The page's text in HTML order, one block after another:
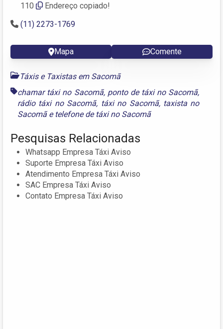
110
Endereço copiado!
(11) 2273-1769
Mapa Comente
Táxis e Taxistas em Sacomã
chamar táxi no Sacomã, ponto de táxi no Sacomã,
rádio táxi no Sacomã, táxi no Sacomã, taxista no
Sacomãe telefone de táxi no Sacomã
Pesquisas Relacionadas
Whatsapp Empresa Táxi Aviso
Suporte Empresa Táxi Aviso
Atendimento Empresa Táxi Aviso
SAC Empresa Táxi Aviso
Contato Empresa Táxi Aviso